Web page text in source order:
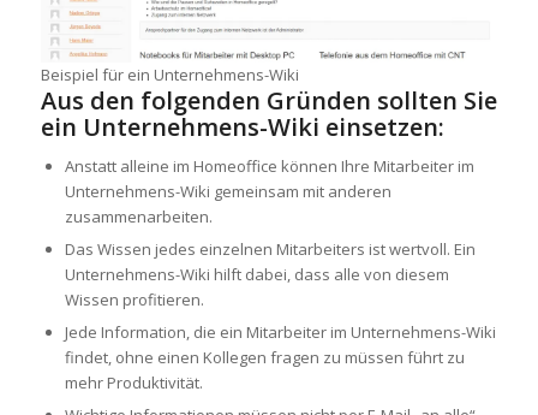
Beispiel für ein Unternehmens-Wiki
Aus den folgenden Gründen sollten Sie
ein Unternehmens-Wiki einsetzen:
Anstatt alleine im Homeoffice können Ihre Mitarbeiter im
Unternehmens-Wiki gemeinsam mit anderen
zusammenarbeiten.
Das Wissen jedes einzelnen Mitarbeiters ist wertvoll. Ein
Unternehmens-Wiki hilft dabei, dass alle von diesem
Wissen profitieren.
Jede Information, die ein Mitarbeiter im Unternehmens-Wiki
findet, ohne einen Kollegen fragen zu müssen führt zu
mehr Produktivität.